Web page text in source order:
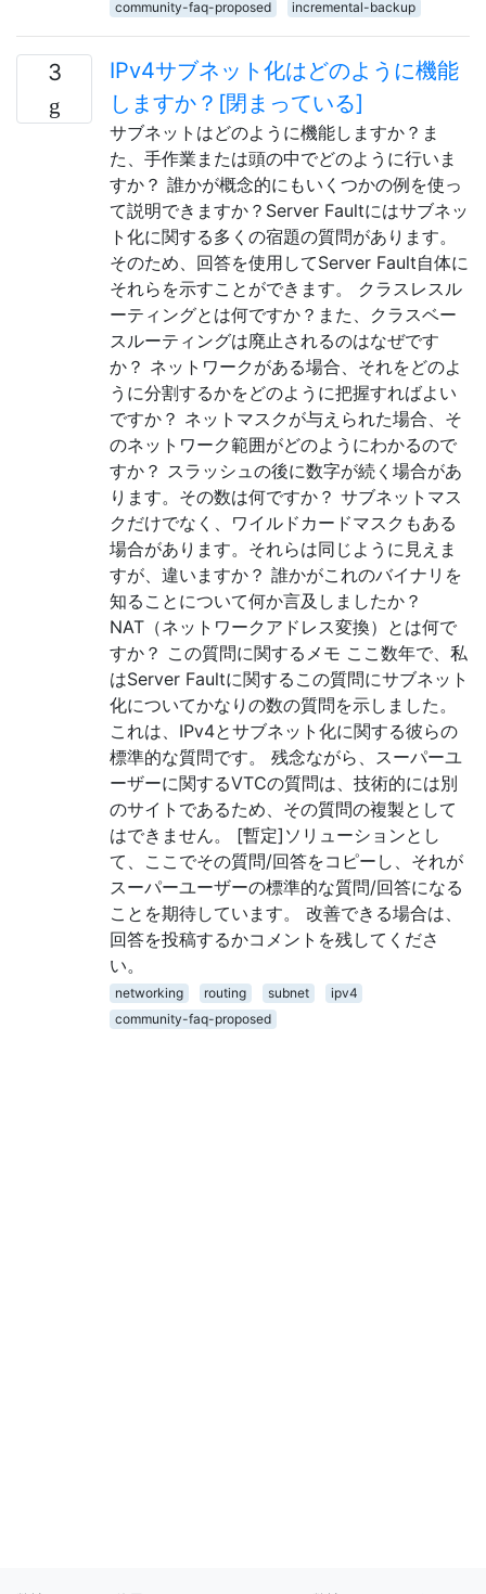
community-faq-proposed
incremental-backup
3
IPv4サブネット化はどのように機能
しますか？[閉まっている]
サブネットはどのように機能しますか？ま
た、手作業または頭の中でどのように行いま
すか？ 誰かが概念的にもいくつかの例を使っ
て説明できますか？Server Faultにはサブネッ
ト化に関する多くの宿題の質問があります。
そのため、回答を使用してServer Fault自体に
それらを示すことができます。 クラスレスル
ーティングとは何ですか？また、クラスベー
スルーティングは廃止されるのはなぜです
か？ ネットワークがある場合、それをどのよ
うに分割するかをどのように把握すればよい
ですか？ ネットマスクが与えられた場合、そ
のネットワーク範囲がどのようにわかるので
すか？ スラッシュの後に数字が続く場合があ
ります。その数は何ですか？ サブネットマス
クだけでなく、ワイルドカードマスクもある
場合があります。それらは同じように見えま
すが、違いますか？ 誰かがこれのバイナリを
知ることについて何か言及しましたか？
NAT（ネットワークアドレス変換）とは何で
すか？ この質問に関するメモ ここ数年で、私
はServer Faultに関するこの質問にサブネット
化についてかなりの数の質問を示しました。
これは、IPv4とサブネット化に関する彼らの
標準的な質問です。 残念ながら、スーパーユ
ーザーに関するVTCの質問は、技術的には別
のサイトであるため、その質問の複製として
はできません。 [暫定]ソリューションとし
て、ここでその質問/回答をコピーし、それが
スーパーユーザーの標準的な質問/回答になる
ことを期待しています。 改善できる場合は、
回答を投稿するかコメントを残してくださ
い。
networking routing subnet
ipv4
community-faq-proposed